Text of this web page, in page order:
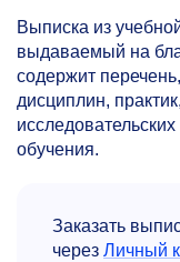
Выписка из
выдаваемый на
содержит
дисциплин,
обучения.
Заказать
через Личный